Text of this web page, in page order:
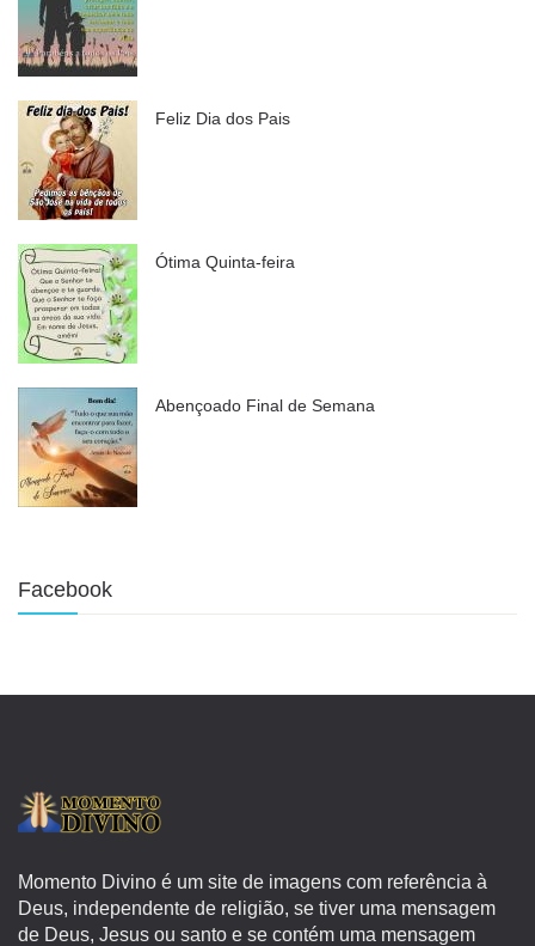
Feliz Dia dos Pais
Ótima Quinta-feira
Abençoado Final de Semana
Facebook
Momento Divino é um site de imagens com referência à
Deus, independente de religião, se tiver uma mensagem
de Deus, Jesus ou santo e se contém uma mensagem